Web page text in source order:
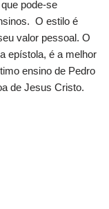
pode-se
O estilo é
valor pessoal. O
epístola, é a melhor
ensino de Pedro
de Jesus Cristo.